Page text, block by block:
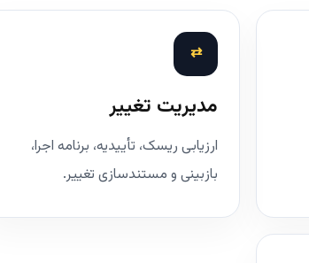
⇄
مدیریت تغییر
ارزیابی ریسک، تأییدیه، برنامه اجرا،
بازبینی و مستندسازی تغییر.